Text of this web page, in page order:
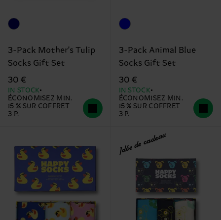
3-Pack Mother's Tulip
Socks Gift Set
30 €
IN STOCK
ÉCONOMISEZ MIN.
15 % SUR COFFRET
3 P.
3-Pack Animal Blue
Socks Gift Set
30 €
IN STOCK
ÉCONOMISEZ MIN.
15 % SUR COFFRET
3 P.
Idée de cadeau